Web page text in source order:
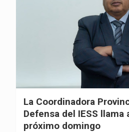
La Coordinadora
Defensa del IESS llama
próximo domingo